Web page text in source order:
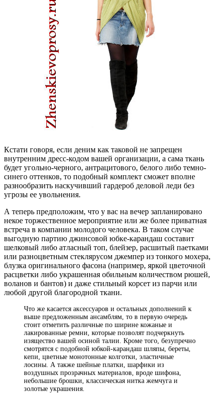
Кстати говоря, если деним как таковой не запрещен
внутренним дресс-кодом вашей организации, а сама ткань
будет угольно-черного, антрацитового, белого либо темно-
синего оттенков, то подобный комплект сможет вполне
разнообразить наскучивший гардероб деловой леди без
угрозы ее увольнения.
А теперь предположим, что у вас на вечер запланировано
некое торжественное мероприятие или же более приватная
встреча в компании молодого человека. В таком случае
выгодную партию джинсовой юбке-карандаш составит
шелковый либо атласный топ, блейзер, расшитый паетками
или разноцветным стеклярусом джемпер из тонкого мохера,
блузка оригинального фасона (например, яркой цветочной
расцветки либо украшенная обильным количеством рюшей,
воланов и бантов) и даже стильный корсет из парчи или
любой другой благородной ткани.
Что же касается аксессуаров и остальных дополнений к
выше предложенным ансамблям, то в первую очередь
стоит отметить различные по ширине кожаные и
лакированные ремни, которые позволят подчеркнуть
изящество вашей осиной талии. Кроме того, безупречно
смотрятся с подобной юбкой-карандаш шляпы, береты,
кепи, цветные монотонные колготки, эластичные
лосины. А также шейные платки, шарфики из
воздушных прозрачных материалов, вроде шифона,
небольшие брошки, классическая нитка жемчуга и
золотые украшения.